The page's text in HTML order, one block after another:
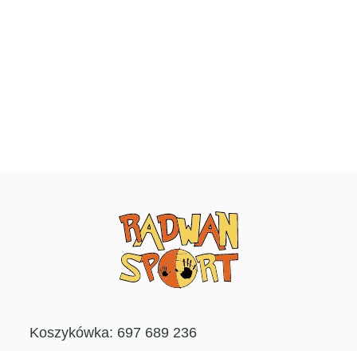
Koszykówka: 697 689 236